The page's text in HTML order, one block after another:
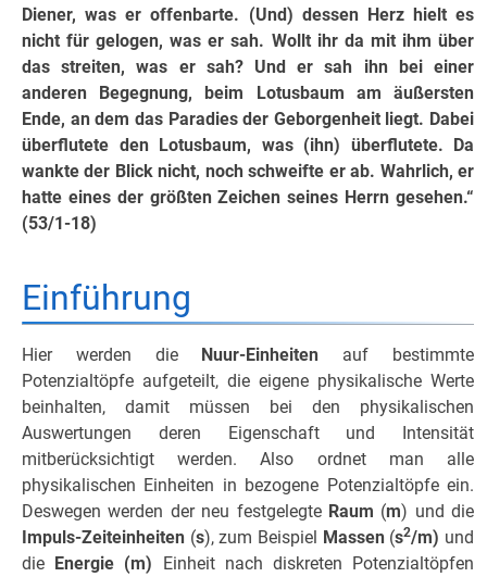
Diener, was er offenbarte. (Und) dessen Herz hielt es
nicht für gelogen, was er sah. Wollt ihr da mit ihm über
das streiten, was er sah? Und er sah ihn bei einer
anderen Begegnung, beim Lotusbaum am äußersten
Ende, an dem das Paradies der Geborgenheit liegt. Dabei
überflutete den Lotusbaum, was (ihn) überflutete. Da
wankte der Blick nicht, noch schweifte er ab. Wahrlich, er
hatte eines der größten Zeichen seines Herrn gesehen.“
(53/1-18)
Einführung
Hier werden die Nuur-Einheiten auf bestimmte
Potenzialtöpfe aufgeteilt, die eigene physikalische Werte
beinhalten, damit müssen bei den physikalischen
Auswertungen deren Eigenschaft und Intensität
mitberücksichtigt werden. Also ordnet man alle
physikalischen Einheiten in bezogene Potenzialtöpfe ein.
Deswegen werden der neu festgelegte Raum (m) und die
Impuls-Zeiteinheiten (s), zum Beispiel Massen(s2/m) und
die Energie (m) Einheit nach diskreten Potenzialtöpfen